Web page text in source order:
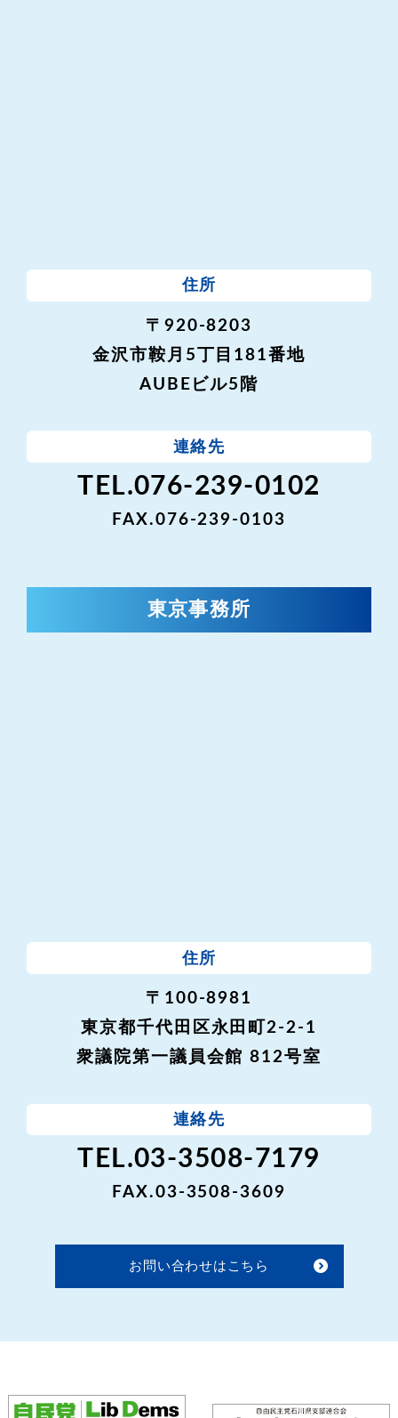
住所
〒920-8203
金沢市鞍月5丁目181番地
AUBEビル5階
連絡先
TEL.076-239-0102
FAX.076-239-0103
東京事務所
住所
〒100-8981
東京都千代田区永田町2-2-1
衆議院第一議員会館 812号室
連絡先
TEL.03-3508-7179
FAX.03-3508-3609
お問い合わせはこちら